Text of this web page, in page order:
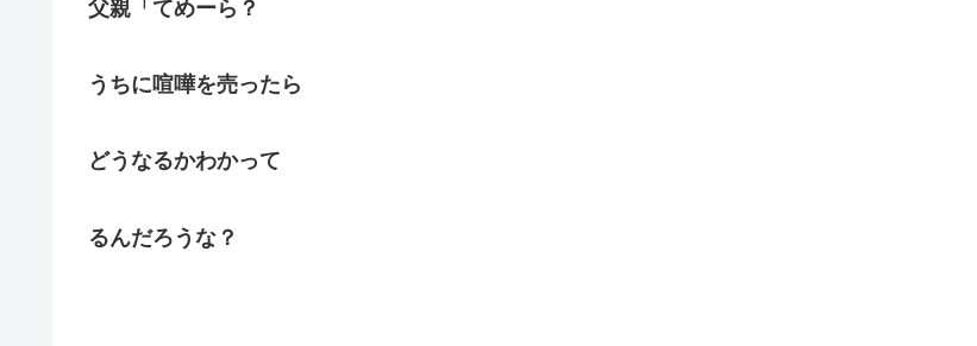
父親「てめーら？
うちに喧嘩を売ったら
どうなるかわかって
るんだろうな？